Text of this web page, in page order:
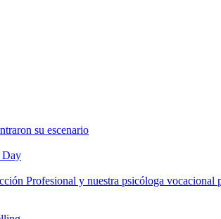
su escenario
Day
Profesional y nuestra psicóloga